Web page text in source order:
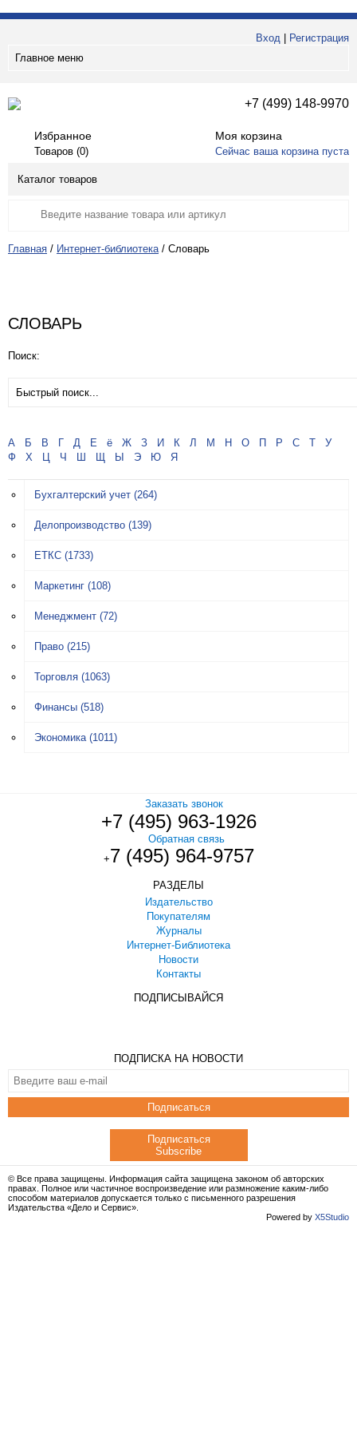
Вход
Регистрация
Главное меню
+7 (499) 148-9970
Избранное
Товаров (0)
Моя корзина
Сейчас ваша корзина пуста
Каталог товаров
Главная / Интернет-библиотека / Словарь
СЛОВАРЬ
Поиск:
А Б В Г Д Е ё Ж З И К Л М Н О П Р С Т
У
Ф
Х Ц Ч Ш Щ Ы Э Ю Я
Бухгалтерский учет (264)
Делопроизводство (139)
ЕТКС (1733)
Маркетинг (108)
Менеджмент (72)
Право (215)
Торговля (1063)
Финансы (518)
Экономика (1011)
Заказать звонок
+7 (495) 963-1926
Обратная связь
+7 (495) 964-9757
РАЗДЕЛЫ
Издательство
Покупателям
Журналы
Интернет-Библиотека
Новости
Контакты
ПОДПИСЫВАЙСЯ
ПОДПИСКА НА НОВОСТИ
Подписаться
Подписаться
Subscribe
© Все права защищены. Информация сайта защищена законом об авторских
правах. Полное или частичное воспроизведение или размножение каким-либо
способом материалов допускается только с письменного разрешения
Издательства «Дело и Сервис».
Powered by X5Studio